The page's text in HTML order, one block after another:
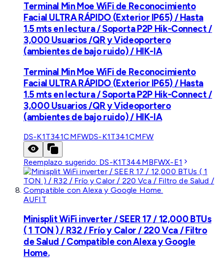
Terminal Min Moe WiFi de Reconocimiento
Facial ULTRA RÁPIDO (Exterior IP65) / Hasta
1.5 mts en lectura / Soporta P2P Hik-Connect /
3,000 Usuarios /QR y Videoportero
(ambientes de bajo ruido) / HIK-IA
Terminal Min Moe WiFi de Reconocimiento
Facial ULTRA RÁPIDO (Exterior IP65) / Hasta
1.5 mts en lectura / Soporta P2P Hik-Connect /
3,000 Usuarios /QR y Videoportero
(ambientes de bajo ruido) / HIK-IA
DS-K1T341CMFWDS-K1T341CMFW
Reemplazo sugerido: DS-K1T344MBFWX-E1
AUFIT
Minisplit WiFi inverter / SEER 17 / 12,000 BTUs
( 1 TON ) / R32 / Frío y Calor / 220 Vca / Filtro
de Salud / Compatible con Alexa y Google
Home.